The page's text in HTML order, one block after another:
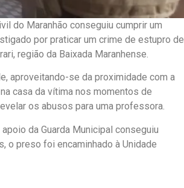
do Maranhão conseguiu cumprir um
por praticar um crime de estupro de
região da Baixada Maranhense.
aproveitando-se da proximidade com a
casa da vítima nos momentos de
os abusos para uma professora.
da Guarda Municipal conseguiu
o preso foi encaminhado à Unidade